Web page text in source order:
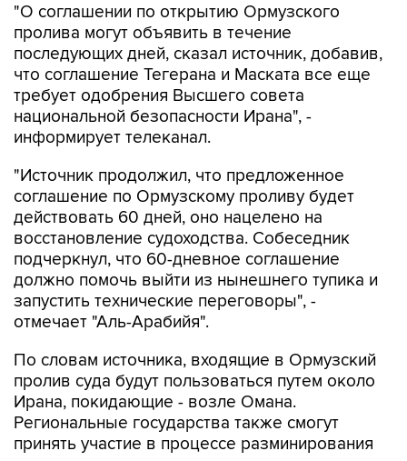
"О соглашении по открытию Ормузского
пролива могут объявить в течение
последующих дней, сказал источник, добавив,
что соглашение Тегерана и Маската все еще
требует одобрения Высшего совета
национальной безопасности Ирана", -
информирует телеканал.
"Источник продолжил, что предложенное
соглашение по Ормузскому проливу будет
действовать 60 дней, оно нацелено на
восстановление судоходства. Собеседник
подчеркнул, что 60-дневное соглашение
должно помочь выйти из нынешнего тупика и
запустить технические переговоры", -
отмечает "Аль-Арабийя".
По словам источника, входящие в Ормузский
пролив суда будут пользоваться путем около
Ирана, покидающие - возле Омана.
Региональные государства также смогут
принять участие в процессе разминирования